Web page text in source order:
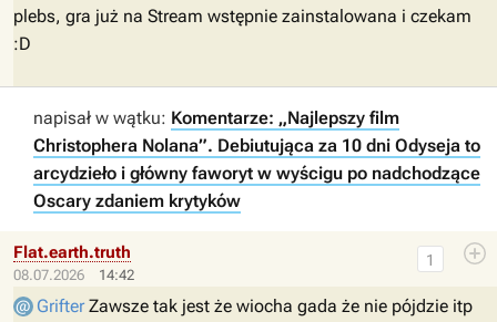
plebs, gra już na Stream wstępnie zainstalowana i czekam
:D
napisał w wątku: Komentarze: „Najlepszy film
Christophera Nolana”. Debiutująca za 10 dni Odyseja to
arcydzieło i główny faworyt w wyścigu po nadchodzące
Oscary zdaniem krytyków
08.07.2026 14:42
1
Flat.earth.truth
GrifterZawsze tak jest że wiocha gada że nie pójdzie itp